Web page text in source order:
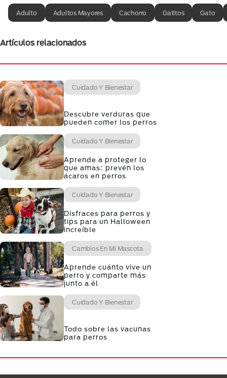
Adulto Adultos Mayores Cachorro Gatitos Gato
Artículos relacionados
Cuidado Y Bienestar
Descubre verduras que
pueden comer los perros
Cuidado Y Bienestar
Aprende a proteger lo
que amas: prevén los
ácaros en perros
Cuidado Y Bienestar
Disfraces para perros y
tips para un Halloween
increíble
Cambios En Mi Mascota
Aprende cuánto vive un
perro y comparte más
junto a él
Cuidado Y Bienestar
Todo sobre las vacunas
para perros